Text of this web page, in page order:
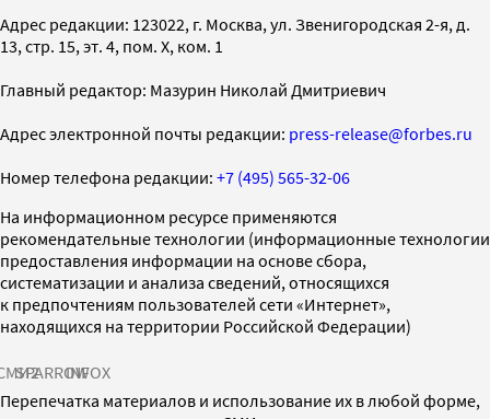
Адрес редакции: 123022, г. Москва, ул. Звенигородская 2-я, д.
13, стр. 15, эт. 4, пом. X, ком. 1
Главный редактор: Мазурин Николай Дмитриевич
Адрес электронной почты редакции: press-release@forbes.ru
Номер телефона редакции: +7 (495) 565-32-06
На информационном ресурсе применяются
рекомендательные технологии (информационные технологии
предоставления информации на основе сбора,
систематизации и анализа сведений, относящихся
к предпочтениям пользователей сети «Интернет»,
находящихся на территории Российской Федерации)
SPARROWINFOX
Перепечатка материалов и использование их в любой форме,